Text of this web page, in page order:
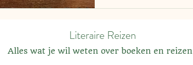
Literaire Reizen
Alles wat je wil weten over boeken en reizen